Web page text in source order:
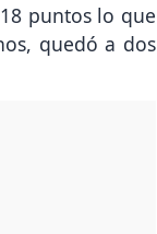
puntos lo que
quedó a dos